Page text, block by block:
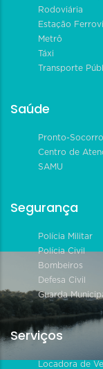
Rodoviária
Estação
Metrô
Táxi
Transporte
Saúde
Pronto-Socorro
Centro de
SAMU
Segurança
Polícia Militar
Polícia Civil
Bombeiros
Defesa Civil
Guarda
Serviços
Locadora de